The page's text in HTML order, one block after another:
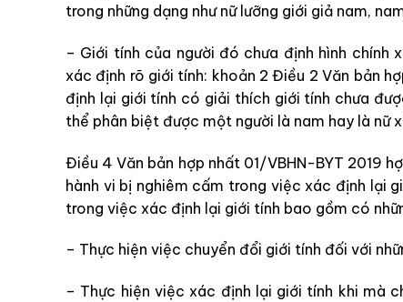
trong những dạng như nữ lưỡng giới giả nam,
– Giới tính của người đó chưa định hình chính
xác định rõ giới tính: khoản 2 Điều 2 Văn bản
định lại giới tính có giải thích giới tính chưa
thể phân biệt được một người là nam hay là nữ
Điều 4 Văn bản hợp nhất 01/VBHN-BYT 2019
hành vi bị nghiêm cấm trong việc xác định lại
trong việc xác định lại giới tính bao gồm có
– Thực hiện việc chuyển đổi giới tính đối với
– Thực hiện việc xác định lại giới tính khi mà